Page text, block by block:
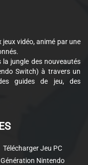
vidéo, animé par une
jungle des nouveautés
Switch) à travers un
guides de jeu, des
Télécharger Jeu PC
Génération Nintendo